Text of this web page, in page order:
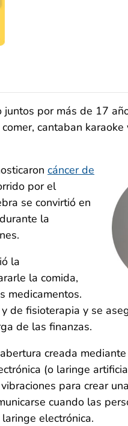
por más de 17
cantaban
cáncer de
por el
se convirtió en
la
la
la comida,
medicamentos.
de fisioterapia y se
de las finanzas.
creada
(o laringe
para crear
cuando las
electrónica.